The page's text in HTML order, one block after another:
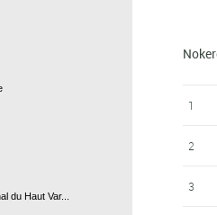
du Haut Var...
1
2
3